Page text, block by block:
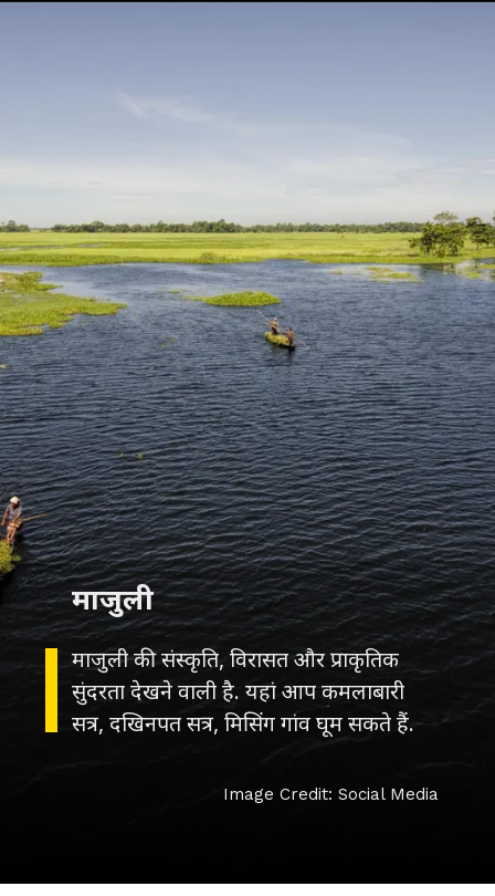
माजुली की संस्कृति, विरासत और प्राकृतिक
सुंदरता देखने वाली है. यहां आप कमलाबारी
सत्र, दखिनपत सत्र, मिसिंग गांव घूम सकते हैं.
माजुली